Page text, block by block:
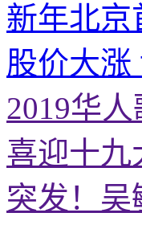
新年北京
股价大涨
2019华
喜迎十
突发！